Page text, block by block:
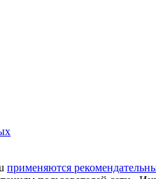
применяются